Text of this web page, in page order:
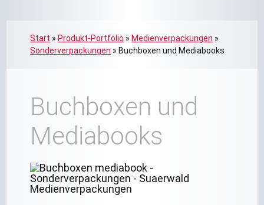
Start » Produkt-Portfolio » Medienverpackungen »
Sonderverpackungen » Buchboxen und Mediabooks
Buchboxen und
Mediabooks